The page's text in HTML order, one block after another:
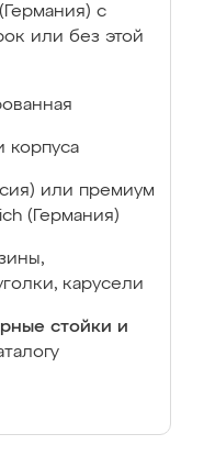
с
или без этой
корпуса
или премиум
(Германия)
карусели
стойки и